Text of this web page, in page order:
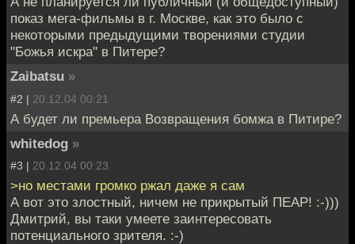
показ мега-фильмы в г. Москве, как это было с
некоторыми предыдущими творениями студии
"Божья искра" в Питере?
Zaibatsu »
#2 | 20.12.04 00:21
А будет ли премьера Возвращения бомжа в Питире?
whitedog »
#3 | 20.12.04 00:23
>но местами громко ржал даже я сам
А вот это злостный, ничем не прикрытый ПЕАР! :-)))
Дмитрий, вы таки умеете заинтересовать
потенциального зрителя. :-)